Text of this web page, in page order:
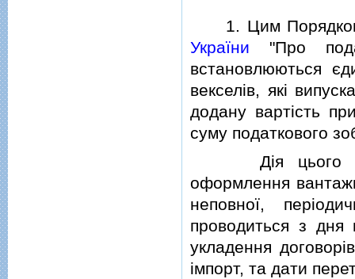
1. Цим Порядком,
України "Про
встановлюються
векселiв, якi
додану вартiсть
суму податкового
Дiя цього
оформлення
неповної,
проводиться з
укладення
iмпорт, та дати